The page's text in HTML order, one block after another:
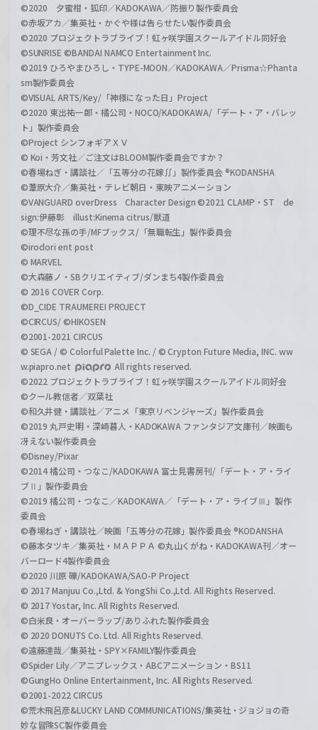
©2020 夕蜜柑・狐印／KADOKAWA／防振り製作委員会
©赤坂アカ／集英社・かぐや様は告らせたい製作委員会
©2020 プロジェクトラブライブ！虹ヶ咲学園スクールアイドル同好会
©SUNRISE ©BANDAI NAMCO Entertainment Inc.
©2019 ひろやまひろし・TYPE-MOON／KADOKAWA／Prisma☆Phanta
sm製作委員会
©VISUAL ARTS/Key/「神様になった日」Project
©2020 東出祐一郎・橘公司・NOCO/KADOKAWA/「デート・ア・バレッ
ト」製作委員会
©Project シンフォギアＸＶ
© Koi・芳文社／ご注文はBLOOM製作委員会ですか？
©春場ねぎ・講談社／「五等分の花嫁∬」製作委員会 ®KODANSHA
©葦原大介／集英社・テレビ朝日・東映アニメーション
©VANGUARD overDress Character Design ©2021 CLAMP・ST de
sign:伊藤彰 illust:Kinema citrus/獣道
©理不尽な孫の手/MFブックス/「無職転生」製作委員会
©irodori ent post
© MARVEL
©大森藤ノ・SBクリエイティブ/ダンまち4製作委員会
© 2016 COVER Corp.
©D_CIDE TRAUMEREI PROJECT
©CIRCUS/ ©HIKOSEN
©2001-2021 CIRCUS
© SEGA / © Colorful Palette Inc. / © Crypton Future Media, INC. ww
w.piapro.net
All rights reserved.
©2022 プロジェクトラブライブ！虹ヶ咲学園スクールアイドル同好会
©クール教信者／双葉社
©和久井健・講談社／アニメ「東京リベンジャーズ」製作委員会
©2019 丸戸史明・深崎暮人・KADOKAWA ファンタジア文庫刊／映画も
冴えない製作委員会
©Disney/Pixar
©2014 橘公司・つなこ/KADOKAWA 富士見書房刊/「デート・ア・ライ
ブⅡ」製作委員会
©2019 橘公司・つなこ／KADOKAWA／「デート・ア・ライブⅢ」製作
委員会
©春場ねぎ・講談社／映画「五等分の花嫁」製作委員会 ®KODANSHA
©藤本タツキ／集英社・ＭＡＰＰＡ ©丸山くがね・KADOKAWA刊／オー
バーロード4製作委員会
©2020 川原 礫/KADOKAWA/SAO-P Project
© 2017 Manjuu Co.,Ltd. & YongShi Co.,Ltd. All Rights Reserved.
© 2017 Yostar, Inc. All Rights Reserved.
©白米良・オーバーラップ/ありふれた製作委員会
© 2020 DONUTS Co. Ltd. All Rights Reserved.
©遠藤達哉／集英社・SPY×FAMILY製作委員会
©Spider Lily／アニプレックス・ABCアニメーション・BS11
©GungHo Online Entertainment, Inc. All Rights Reserved.
©2001-2022 CIRCUS
©荒木飛呂彦&LUCKY LAND COMMUNICATIONS/集英社・ジョジョの奇
妙な冒険SC製作委員会